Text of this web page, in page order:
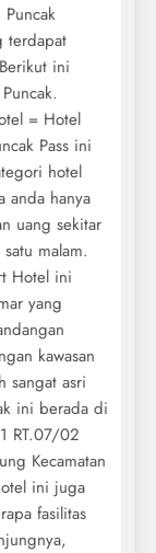
terdapat
ini
= Hotel
Pass ini
hotel
anda hanya
uang sekitar
malam.
Hotel ini
yang
kawasan
sangat asri
ini berada di
RT.07/02
Kecamatan
ini juga
fasilitas